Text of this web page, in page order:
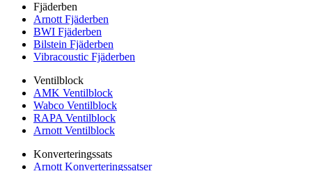
Fjäderben
Arnott Fjäderben
BWI Fjäderben
Bilstein Fjäderben
Vibracoustic Fjäderben
Ventilblock
AMK Ventilblock
Wabco Ventilblock
RAPA Ventilblock
Arnott Ventilblock
Konverteringssats
Arnott Konverteringssatser